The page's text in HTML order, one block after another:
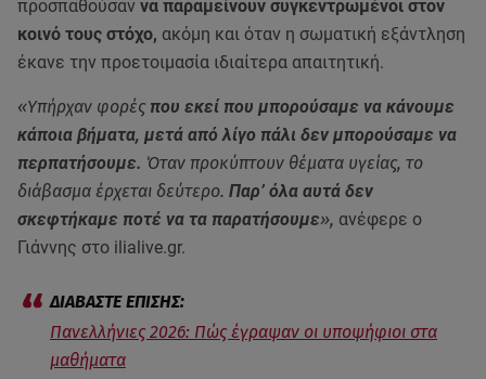
προσπαθούσαν να παραμείνουν συγκεντρωμένοι στον
κοινό τους στόχο, ακόμη και όταν η σωματική εξάντληση
έκανε την προετοιμασία ιδιαίτερα απαιτητική.
«Υπήρχαν φορές που εκεί που μπορούσαμε να κάνουμε
κάποια βήματα, μετά από λίγο πάλι δεν μπορούσαμε να
περπατήσουμε. Όταν προκύπτουν θέματα υγείας, το
διάβασμα έρχεται δεύτερο. Παρ’ όλα αυτά δεν
σκεφτήκαμε ποτέ να τα παρατήσουμε», ανέφερε ο
Γιάννης στο ilialive.gr.
Πανελλήνιες 2026: Πώς έγραψαν οι υποψήφιοι στα
μαθήματα